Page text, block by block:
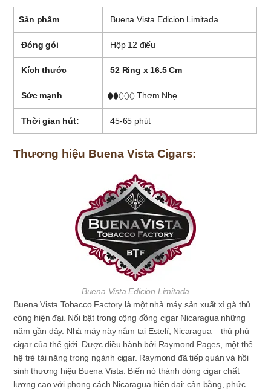
Sản phẩm Buena Vista Edicion Limitada
Đóng gói Hộp 12 điếu
Kích thước 52 Ring x 16.5 Cm
Sức mạnh ⬮⬮⬯⬯⬯ Thơm Nhẹ
Thời gian hút: 45-65 phút
Thương hiệu Buena Vista Cigars:
Buena Vista Edicion Limitada
Buena Vista Tobacco Factory là một nhà máy sản xuất xì gà thủ
công hiện đại. Nổi bật trong cộng đồng cigar Nicaragua những
năm gần đây. Nhà máy này nằm tại Estelí, Nicaragua – thủ phủ
cigar của thế giới. Được điều hành bởi Raymond Pages , một thế
hệ trẻ tài năng trong ngành cigar. Raymond đã tiếp quản và hồi
sinh thương hiệu Buena Vista. Biến nó thành dòng cigar chất
lượng cao với phong cách Nicaragua hiện đại: cân bằng, phức